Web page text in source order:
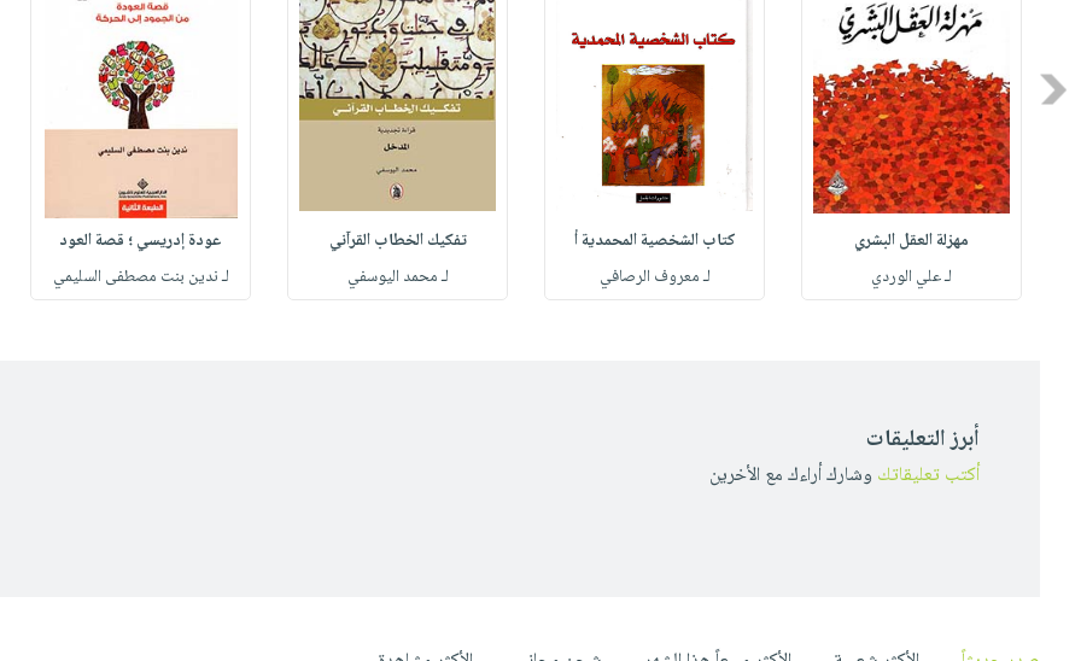
Previous
مهزلة العقل البشري
لـ علي الوردي
كتاب الشخصية المحمدية أ
لـ معروف الرصافي
تفكيك الخطاب القرآني
لـ محمد اليوسفي
عودة إدريسي ؛ قصة العود
لـ ندين بنت مصطفى السليمي
أبرز التعليقات
أكتب تعليقاتك وشارك أراءك مع الأخرين